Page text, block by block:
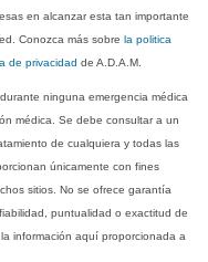
en alcanzar esta tan importante
Conozca más sobrela politica
de privacidad de A.D.A.M.
ninguna emergencia médica
médica. Se debe consultar a un
de cualquiera y todas las
únicamente con fines
sitios. No se ofrece garantía
puntualidad o exactitud de
información aquí proporcionada a